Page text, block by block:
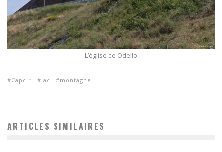
L’église de Odello
Capcir lac montagne
ARTICLES SIMILAIRES